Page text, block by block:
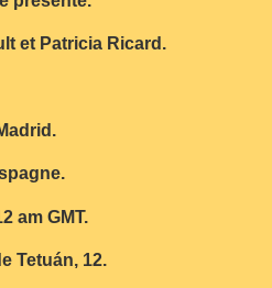
et Patricia Ricard.
am GMT.
Tetuán, 12.